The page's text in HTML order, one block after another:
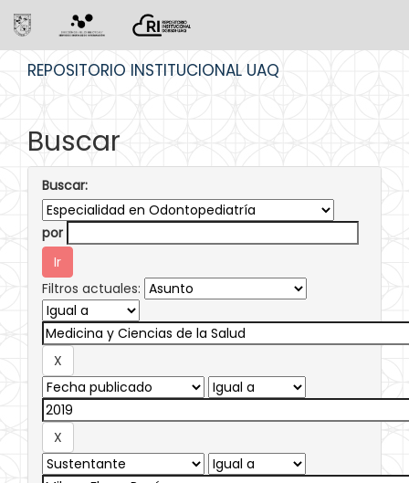
REPOSITORIO INSTITUCIONAL UAQ
Buscar
Buscar:
por
Filtros actuales: